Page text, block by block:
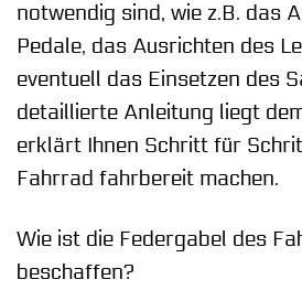
notwendig sind, wie z.B. das
Pedale, das Ausrichten des
eventuell das Einsetzen des
detaillierte Anleitung liegt
erklärt Ihnen Schritt für
Fahrrad fahrbereit machen.
Wie ist die Federgabel des
beschaffen?